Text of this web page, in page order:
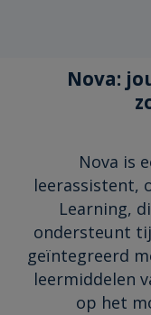
Nova:
Nova is
leerassistent,
Learning,
ondersteunt
geïntegreerd
leermiddelen
op het